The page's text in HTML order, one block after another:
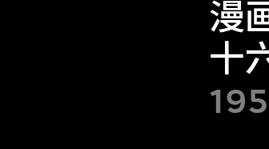
漫
十